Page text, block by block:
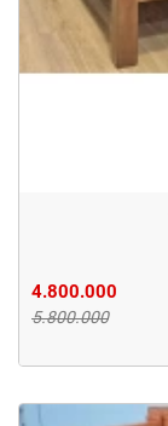
4.800.000
5.800.000